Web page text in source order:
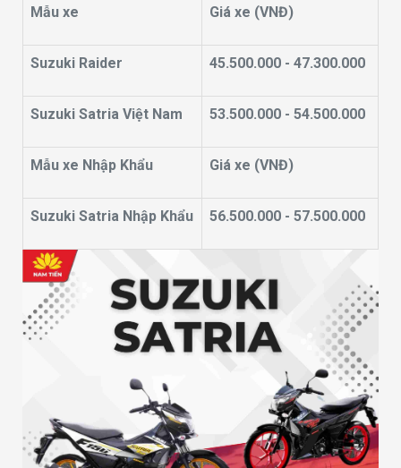
Mẫu xe Giá xe (VNĐ)
Suzuki Raider 45.500.000 - 47.300.000
Suzuki Satria Việt Nam 53.500.000 - 54.500.000
Mẫu xe Nhập Khẩu Giá xe (VNĐ)
Suzuki Satria Nhập Khẩu 56.500.000 - 57.500.000